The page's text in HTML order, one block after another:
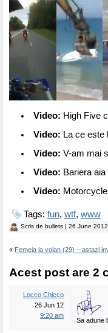
Video: High Five
Video: La ce
Video: V-am mai
Video: Bariera
Video:
Tags: fun, wtf, www
Scris de bullets | 26 June
« Femeia la volan (29) – astazi
Acest post are 2
Locco Chicco
26 Jun 12
9:20 am
Sa adune